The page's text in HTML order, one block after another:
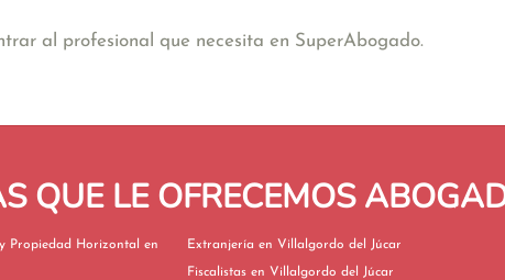
al profesional que necesita en SuperAbogado.
QUE LE OFRECEMOS
Horizontal en
Extranjería en Villalgordo del Júcar
Fiscalistas en Villalgordo del Júcar